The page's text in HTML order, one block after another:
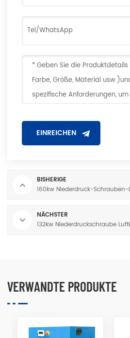
BISHERIGE
160kw Niederdruck-
NÄCHSTER
132kw Niederdruckschraube
VERWANDTE PRODUKTE